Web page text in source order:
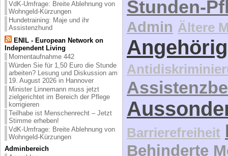
VdK-Umfrage: Breite Ablehnung von
Wohngeld-Kürzungen
Hundetraining: Maje und ihr
Assistenzhund
ENIL - European Network on
Independent Living
Momentaufnahme 442
Würden Sie für 1,50 Euro die Stunde
arbeiten? Lesung und Diskussion am
19. August 2026 in Hannover
Minister Linnemann muss jetzt
zielgerichtet im Bereich der Pflege
korrigieren
Teilhabe ist Menschenrecht – Jetzt
Stimme erheben!
VdK-Umfrage: Breite Ablehnung von
Wohngeld-Kürzungen
Adminbereich
Stunden-
Admin Ältere
Barrierefreiheit
Behinderte